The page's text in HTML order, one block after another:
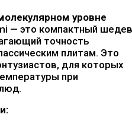
уровне
— это компактный
точность
плитам. Это
для которых
при